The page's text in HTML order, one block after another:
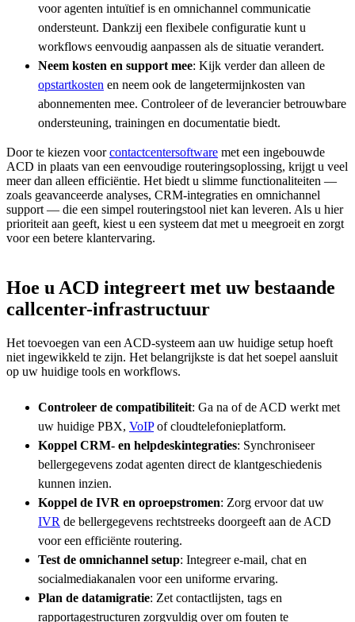
voor agenten intuïtief is en omnichannel communicatie
ondersteunt. Dankzij een flexibele configuratie kunt u
workflows eenvoudig aanpassen als de situatie verandert.
Neem kosten en support mee: Kijk verder dan alleen de
opstartkosten en neem ook de langetermijnkosten van
abonnementen mee. Controleer of de leverancier betrouwbare
ondersteuning, trainingen en documentatie biedt.
Door te kiezen voorcontactcentersoftware met een ingebouwde
ACD in plaats van een eenvoudige routeringsoplossing, krijgt u veel
meer dan alleen efficiëntie. Het biedt u slimme functionaliteiten —
zoals geavanceerde analyses, CRM-integraties en omnichannel
support — die een simpel routeringstool niet kan leveren. Als u hier
prioriteit aan geeft, kiest u een systeem dat met u meegroeit en zorgt
voor een betere klantervaring.
Hoe u ACD integreert met uw bestaande
callcenter-infrastructuur
Het toevoegen van een ACD-systeem aan uw huidige setup hoeft
niet ingewikkeld te zijn. Het belangrijkste is dat het soepel aansluit
op uw huidige tools en workflows.
Controleer de compatibiliteit: Ga na of de ACD werkt met
uw huidige PBX, VoIPof cloudtelefonieplatform.
Koppel CRM- en helpdeskintegraties: Synchroniseer
bellergegevens zodat agenten direct de klantgeschiedenis
kunnen inzien.
Koppel de IVR en oproepstromen: Zorg ervoor dat uw
IVR de bellergegevens rechtstreeks doorgeeft aan de ACD
voor een efficiënte routering.
Test de omnichannel setup: Integreer e-mail, chat en
socialmediakanalen voor een uniforme ervaring.
Plan de datamigratie: Zet contactlijsten, tags en
rapportagestructuren zorgvuldig over om fouten te